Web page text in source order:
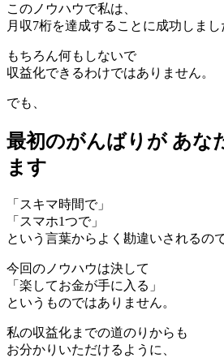
このノウハウで私は、
月収7桁を達成することに成功しまし
もちろん何もしないで
収益化できるわけではありません。
でも、
最初のがんばりが あな
ます
「スキマ時間で」
「スマホ1つで」
という言葉からよく勘違いされるの
今回のノウハウは決して
「楽してお金が手に入る」
というものではありません。
私の収益化までの道のりからも
お分かりいただけるように、